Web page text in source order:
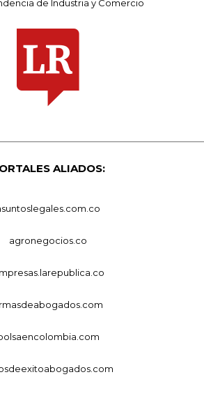
de Industria y Comercio
ALIADOS:
agronegocios.co